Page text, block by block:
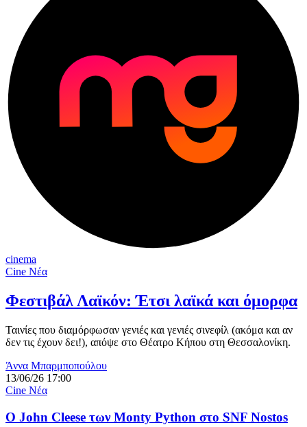
cinema
Cine Νέα
Φεστιβάλ Λαϊκόν: Έτσι λαϊκά και όμορφα
Ταινίες που διαμόρφωσαν γενιές και γενιές σινεφίλ (ακόμα και αν
δεν τις έχουν δει!), απόψε στο Θέατρο Κήπου στη Θεσσαλονίκη.
Άννα Μπαρμποπούλου
13/06/26 17:00
Cine Νέα
O John Cleese των Monty Python στο SNF Nostos